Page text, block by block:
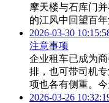
摩天楼与石库门
的江风中回望百
2026-03-30
注意事项
企业租车已成为
排，也可带司机
项也各有侧重。
2026-03-26